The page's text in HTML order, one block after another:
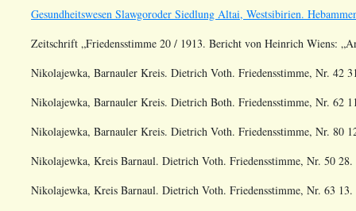
Gesundheitswesen Slawgoroder Siedlung Altai, Westsibirien.
Zeitschrift „Friedensstimme 20 / 1913. Bericht von Heinrich Wiens:
Nikolajewka, Barnauler Kreis. Dietrich Voth. Friedensstimme, Nr. 42
Nikolajewka, Barnauler Kreis. Dietrich Both. Friedensstimme, Nr. 62
Nikolajewka, Barnauler Kreis. Dietrich Voth. Friedensstimme, Nr. 80
Nikolajewka, Kreis Barnaul. Dietrich Voth. Friedensstimme, Nr. 50
Nikolajewka, Kreis Barnaul. Dietrich Voth. Friedensstimme, Nr. 63